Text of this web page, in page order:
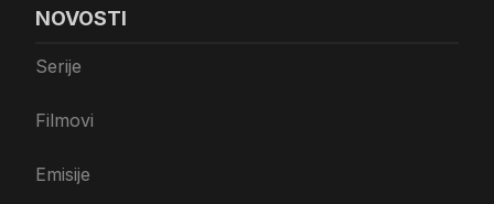
NOVOSTI
Serije
Filmovi
Emisije